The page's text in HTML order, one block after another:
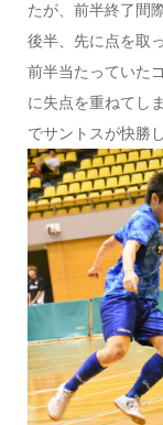
たが、前半終了間
後半、先に点を取
前半当たっていた
に失点を重ねてし
でサントスが快勝し